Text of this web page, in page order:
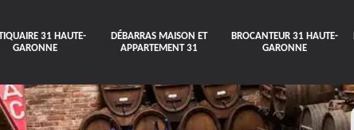
31 HAUTE-
GARONNE
DÉBARRAS MAISON ET
APPARTEMENT 31
BROCANTEUR 31 HAUTE-
GARONNE